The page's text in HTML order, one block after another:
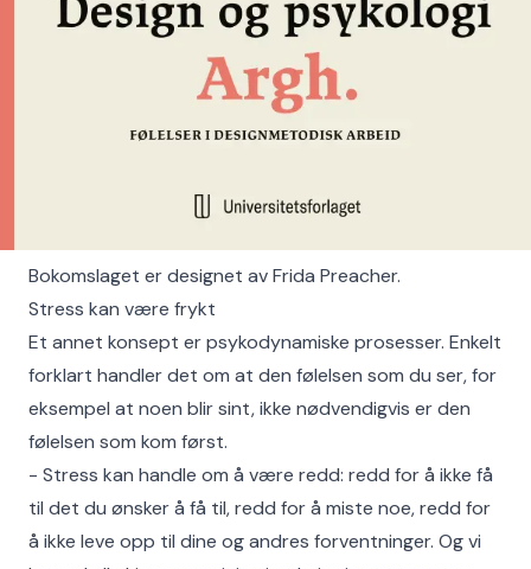
Bokomslaget er designet av Frida Preacher.
Stress kan være frykt
Et annet konsept er psykodynamiske prosesser. Enkelt
forklart handler det om at den følelsen som du ser, for
eksempel at noen blir sint, ikke nødvendigvis er den
følelsen som kom først.
- Stress kan handle om å være redd: redd for å ikke få
til det du ønsker å få til, redd for å miste noe, redd for
å ikke leve opp til dine og andres forventninger. Og vi